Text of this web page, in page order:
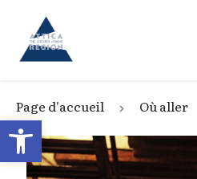
Open toolbar
Go to home
Page d'accueil Où aller